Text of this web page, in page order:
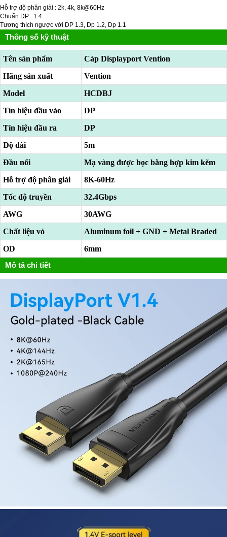
Hỗ trợ độ phân giải : 2k, 4k, 8k@60Hz
Chuẩn DP : 1.4
Tương thích ngược với DP 1.3, Dp 1.2, Dp 1.1
Thông số kỹ thuật
Tên sản phẩm
Cáp Displayport Vention
Hãng sản xuất
Vention
Model
HCDBJ
Tín hiệu đầu vào
DP
Tín hiệu đầu ra
DP
Độ dài
5m
Đầu nối
Mạ vàng được bọc bằng hợp kim kẽm
Hỗ trợ độ phân giải
8K-60Hz
Tốc độ truyền
32.4Gbps
AWG
30AWG
Chất liệu vỏ
Aluminum foil + GND + Metal Braded
OD
6mm
Mô tả chi tiết